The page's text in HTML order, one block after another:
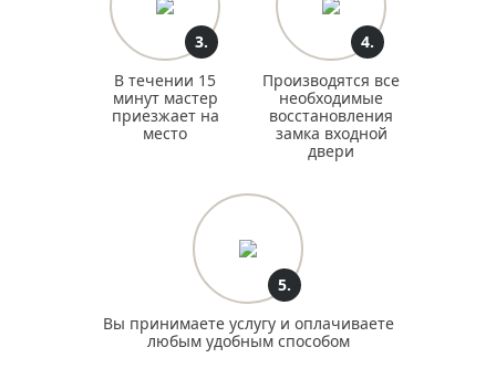
3.
В течении 15
минут мастер
приезжает на
место
4.
Производятся все
необходимые
восстановления
замка входной
двери
5.
Вы принимаете услугу и оплачиваете
любым удобным способом